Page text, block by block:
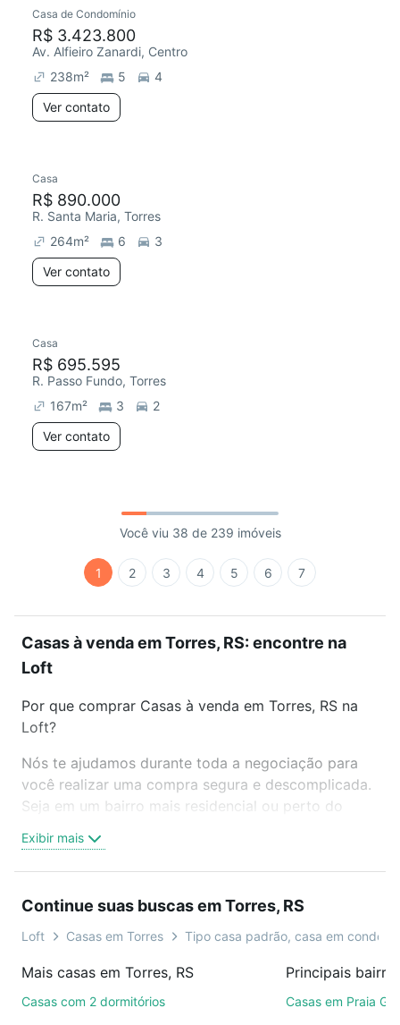
Casa de Condomínio
R$ 3.423.800
Av. Alfieiro Zanardi, Centro
238m² 5
4
Ver contato
Casa
R$ 890.000
R. Santa Maria, Torres
264m² 6
3
Ver contato
Casa
R$ 695.595
R. Passo Fundo, Torres
167m² 3
2
Ver contato
Você viu 38 de 239 imóveis
1 2 3 4 5 6 7
Casas à venda em Torres, RS: encontre na
Loft
Por que comprar Casas à venda em Torres, RS na
Loft?
Nós te ajudamos durante toda a negociação para
você realizar uma compra segura e descomplicada.
Seja em um bairro mais residencial ou perto do
oferta ideal de Casas à venda em Torres, RS para
conquistar seu sonho. Agende uma visita presencial
você ainda conta com mais de 46 mil corretores e
imobiliárias te ajudando na compra, venda ou troca
Como escolher um imóvel?
Exibir mais
Continue suas buscas em Torres, RS
Loft Casas em Torres Tipo casa padrão, casa em
Mais casas em Torres, RS
Casas com 2 dormitórios
Principais
Casas em Praia